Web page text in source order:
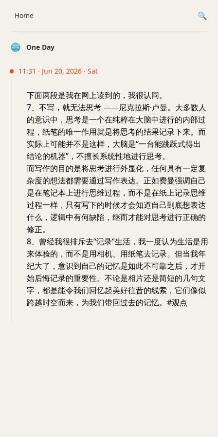
One Day
11:31 · Jun 20, 2026 · Sat
下面两段是我在网上读到的，我很认同。
7、不写，就无法思考 ——尼克拉斯·卢曼。大多数人
的意识中，思考是一个在纯粹在大脑中进行的内部过
程，纸笔的唯一作用就是将思考的结果记录下来。而
实际上可能并不是这样，大脑是“一台能跳跃式得出
结论的机器”，不擅长系统性地进行思考。
而写作的目的是将思考进行外显化，任何具有一定复
杂度的想法都需要通过写作表达。正如费曼强调自己
是在笔记本上进行思维过程，而不是在纸上记录思维
过程一样，只有写下的时候才会知道自己到底想表达
什么，逻辑中有何缺陷，继而才能对思考进行正确的
修正。
8、曾经我很排斥去“记录”生活，我一度认为生活是用
来体验的，而不是用相机、用纸笔去记录。但当我年
纪大了，意识到自己的记忆是如此不可靠之后，才开
始后悔记录的重要性。不论是相片还是简短的几句文
字，都是能令我们回忆起美好往昔的线索，它们像似
跨越时空而来，为我们带回过去的记忆。#观点
Home